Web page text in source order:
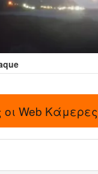
Web Κάμερες